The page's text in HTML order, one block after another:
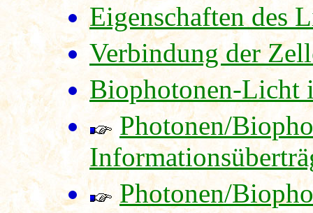
Eigenschaften des
Verbindung der
Biophotonen-Licht
Photonen/
Photonen/